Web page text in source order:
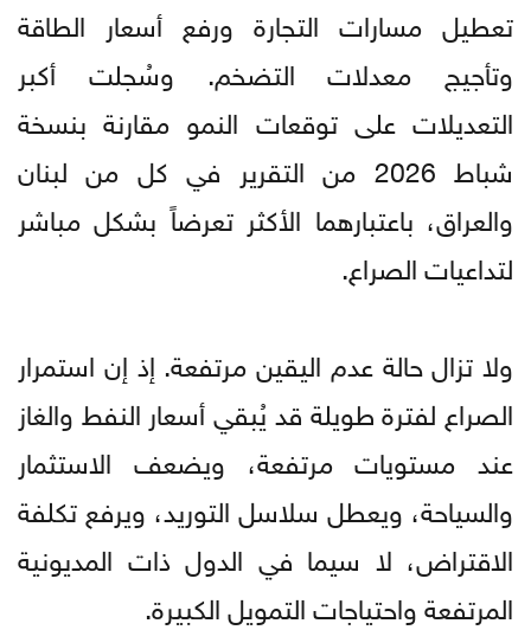
تعطيل مسارات التجارة ورفع أسعار الطاقة
وتأجيج معدلات التضخم. وسُجلت أكبر
التعديلات على توقعات النمو مقارنة بنسخة
شباط 2026 من التقرير في كل من لبنان
والعراق، باعتبارهما الأكثر تعرضاً بشكل مباشر
لتداعيات الصراع.
ولا تزال حالة عدم اليقين مرتفعة. إذ إن استمرار
الصراع لفترة طويلة قد يُبقي أسعار النفط والغاز
عند مستويات مرتفعة، ويضعف الاستثمار
والسياحة، ويعطل سلاسل التوريد، ويرفع تكلفة
الاقتراض، لا سيما في الدول ذات المديونية
المرتفعة واحتياجات التمويل الكبيرة.